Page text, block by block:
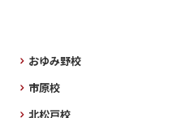
おゆみ野校
市原校
北松戸校